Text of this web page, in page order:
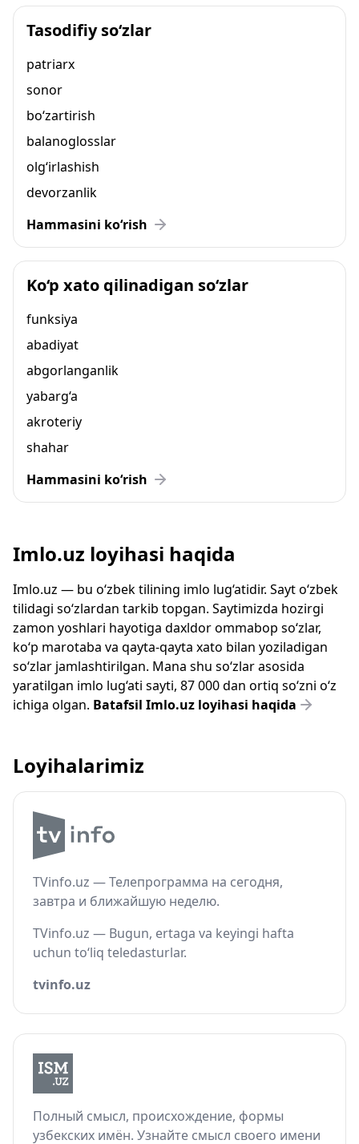
Tasodifiy so‘zlar
patriarx
sonor
bo‘zartirish
balanoglosslar
olg‘irlashish
devorzanlik
Hammasini ko‘rish
Ko‘p xato qilinadigan so‘zlar
funksiya
abadiyat
abgorlanganlik
yabarg‘a
akroteriy
shahar
Hammasini ko‘rish
Imlo.uz loyihasi haqida
Imlo.uz — bu o‘zbek tilining imlo lug‘atidir. Sayt o‘zbek
tilidagi so‘zlardan tarkib topgan. Saytimizda hozirgi
zamon yoshlari hayotiga daxldor ommabop so‘zlar,
ko‘p marotaba va qayta-qayta xato bilan yoziladigan
so‘zlar jamlashtirilgan. Mana shu so‘zlar asosida
yaratilgan imlo lug‘ati sayti, 87 000 dan ortiq so‘zni o‘z
ichiga olgan. Batafsil Imlo.uz loyihasi haqida
Loyihalarimiz
TVinfo.uz — Телепрограмма на сегодня,
завтра и ближайшую неделю.
TVinfo.uz — Bugun, ertaga va keyingi hafta
uchun to‘liq teledasturlar.
tvinfo.uz
Полный смысл, происхождение, формы
узбекских имён. Узнайте смысл своего имени